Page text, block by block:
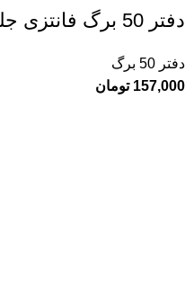
دفتر 50 برگ فانتزی جلد طلقی |Mash -Bear|
دفتر 50 برگ
157,000 تومان